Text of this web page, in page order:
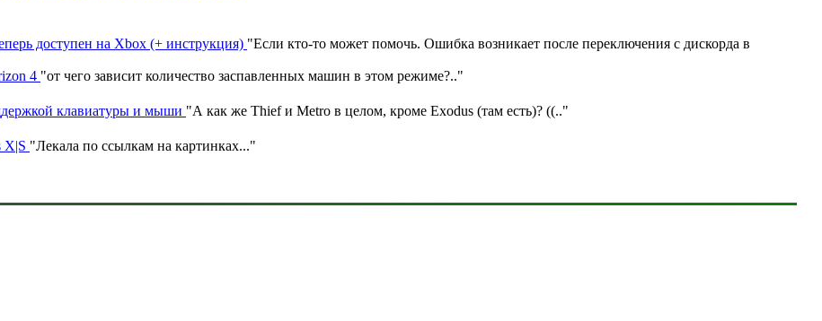
доступен на Xbox (+ инструкция) "Если кто-то может помочь. Ошибка возникает после переключения с дискорда в
4 "от чего зависит количество заспавленных машин в этом режиме?.."
клавиатуры и мыши "А как же Thief и Metro в целом, кроме Exodus (там есть)? ((.."
X|S "Лекала по ссылкам на картинках..."